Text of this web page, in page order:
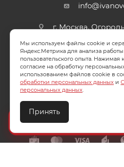
г. Москва,
СОГЛАСИЕ НА ОБРАБОТКУ
ПОЛИТИКА ОБРАБОТКИ
2026 © ООО
Мы используем файлы cookie и
Яндекс.Метрика для анализа
пользовательского опыта. Нажимая
согласие на обработку
использованием файлов cookie в
обработки персональных данных и
персональных данных.
Принять